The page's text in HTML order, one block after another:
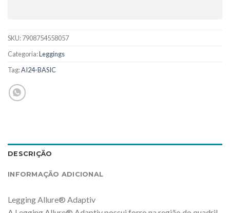
SKU:7908754558057
Categoria:Leggings
Tag:AI24-BASIC
DESCRIÇÃO
INFORMAÇÃO ADICIONAL
Legging Allure® Adaptiv